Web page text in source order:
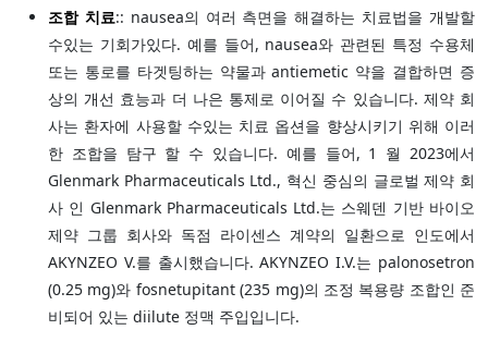
조합 치료:: nausea의 여러 측면을 해결하는 치료법을 개발할
수있는 기회가있다. 예를 들어, nausea와 관련된 특정 수용체
또는 통로를 타겟팅하는 약물과 antiemetic 약을 결합하면 증
상의 개선 효능과 더 나은 통제로 이어질 수 있습니다. 제약 회
사는 환자에 사용할 수있는 치료 옵션을 향상시키기 위해 이러
한 조합을 탐구 할 수 있습니다. 예를 들어, 1 월 2023에서
Glenmark Pharmaceuticals Ltd., 혁신 중심의 글로벌 제약 회
사 인 Glenmark Pharmaceuticals Ltd.는 스웨덴 기반 바이오
제약 그룹 회사와 독점 라이센스 계약의 일환으로 인도에서
AKYNZEO V.를 출시했습니다. AKYNZEO I.V.는 palonosetron
(0.25 mg)와 fosnetupitant (235 mg)의 조정 복용량 조합인 준
비되어 있는 diilute 정맥 주입입니다.